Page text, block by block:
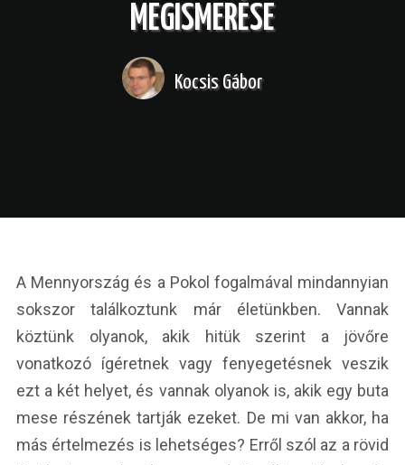
MEGISMERÉSE
Kocsis Gábor
A Mennyország és a Pokol fogalmával mindannyian
sokszor találkoztunk már életünkben. Vannak
köztünk olyanok, akik hitük szerint a jövőre
vonatkozó ígéretnek vagy fenyegetésnek veszik
ezt a két helyet, és vannak olyanok is, akik egy buta
mese részének tartják ezeket. De mi van akkor, ha
más értelmezés is lehetséges? Erről szól az a rövid